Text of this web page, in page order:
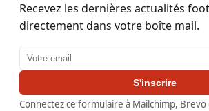
Recevez les dernières actualités
directement dans votre boîte mail.
Adresse email
S'inscrire
Connectez ce formulaire à Mailchimp,